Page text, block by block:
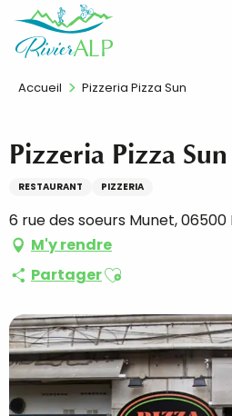
contenu
FR
Accueil Pizzeria Pizza Sun
Pizzeria Pizza Sun
RESTAURANT PIZZERIA
6 rue des soeurs Munet,
M'y rendre
PartagerAjouter aux favoris